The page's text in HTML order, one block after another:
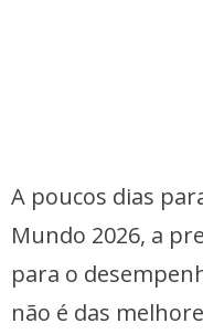
A poucos dias
Mundo 2026, a
para o
não é das